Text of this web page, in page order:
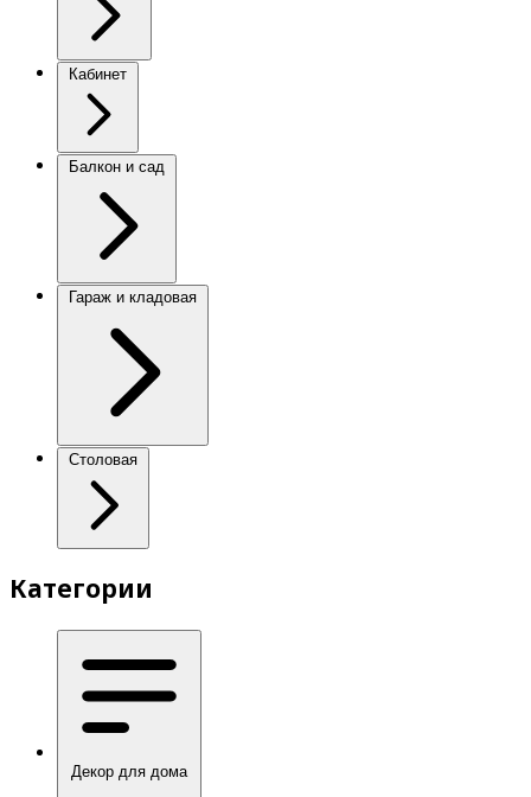
Кабинет
Балкон и сад
Гараж и кладовая
Столовая
Категории
Декор для дома